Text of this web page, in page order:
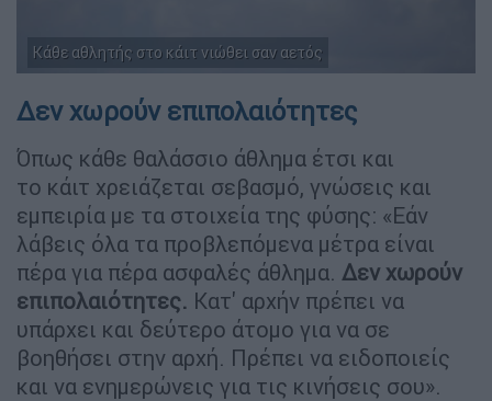
Κάθε αθλητής στο κάιτ νιώθει σαν αετός
Δεν χωρούν επιπολαιότητες
Όπως κάθε θαλάσσιο άθλημα έτσι και
το κάιτ χρειάζεται σεβασμό, γνώσεις και
εμπειρία με τα στοιχεία της φύσης: «Εάν
λάβεις όλα τα προβλεπόμενα μέτρα είναι
πέρα για πέρα ασφαλές άθλημα. Δεν χωρούν
επιπολαιότητες. Κατ' αρχήν πρέπει να
υπάρχει και δεύτερο άτομο για να σε
βοηθήσει στην αρχή. Πρέπει να ειδοποιείς
και να ενημερώνεις για τις κινήσεις σου».